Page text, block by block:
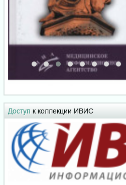
Доступ к коллекции ИВИС